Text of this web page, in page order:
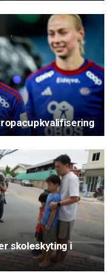
skoleskyting i